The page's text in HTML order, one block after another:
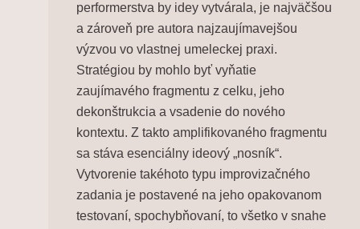
performerstva by idey vytvárala, je najväčšou
a zároveň pre autora najzaujímavejšou
výzvou vo vlastnej umeleckej praxi.
Stratégiou by mohlo byť vyňatie
zaujímavého fragmentu z celku, jeho
dekonštrukcia a vsadenie do nového
kontextu. Z takto amplifikovaného fragmentu
sa stáva esenciálny ideový „nosník“.
Vytvorenie takéhoto typu improvizačného
zadania je postavené na jeho opakovanom
testovaní, spochybňovaní, to všetko v snahe